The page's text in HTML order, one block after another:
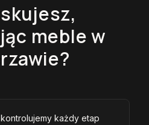
meble w
każdy etap